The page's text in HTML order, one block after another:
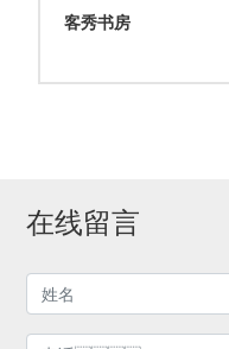
客秀书房
在线留言